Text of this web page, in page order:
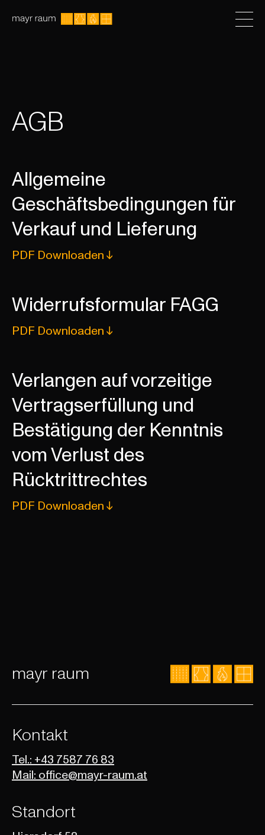
AGB
Allgemeine
Geschäftsbedingungen für
Verkauf und Lieferung
PDF Downloaden ↓
Widerrufsformular FAGG
PDF Downloaden ↓
Verlangen auf vorzeitige
Vertragserfüllung und
Bestätigung der Kenntnis
vom Verlust des
Rücktrittrechtes
PDF Downloaden ↓
mayr raum
Kontakt
Tel.: +43 7587 76 83
Mail: office@mayr-raum.at
Standort